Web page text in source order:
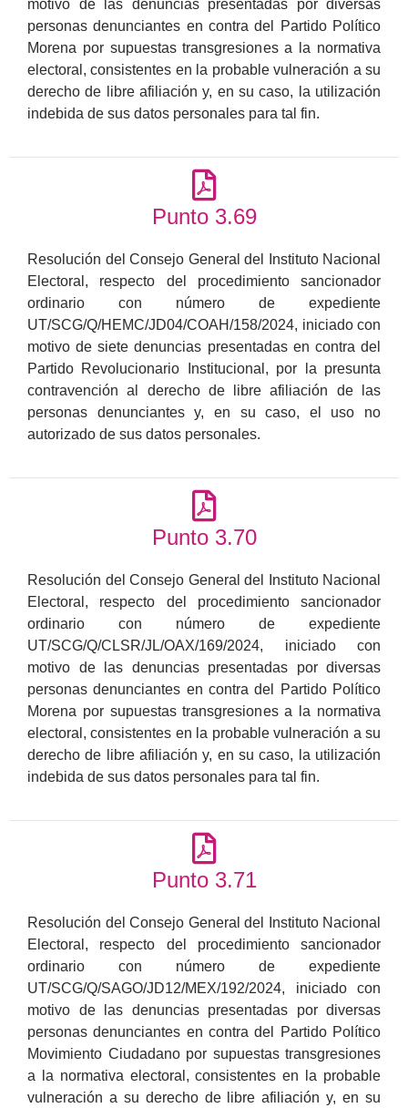
motivo de las denuncias presentadas por diversas
personas denunciantes en contra del Partido Político
Morena por supuestas transgresiones a la normativa
electoral, consistentes en la probable vulneración a su
derecho de libre afiliación y, en su caso, la utilización
indebida de sus datos personales para tal fin.
Punto 3.69
Resolución del Consejo General del Instituto Nacional
Electoral, respecto del procedimiento sancionador
ordinario con número de expediente
UT/SCG/Q/HEMC/JD04/COAH/158/2024, iniciado con
motivo de siete denuncias presentadas en contra del
Partido Revolucionario Institucional, por la presunta
contravención al derecho de libre afiliación de las
personas denunciantes y, en su caso, el uso no
autorizado de sus datos personales.
Punto 3.70
Resolución del Consejo General del Instituto Nacional
Electoral, respecto del procedimiento sancionador
ordinario con número de expediente
UT/SCG/Q/CLSR/JL/OAX/169/2024, iniciado con
motivo de las denuncias presentadas por diversas
personas denunciantes en contra del Partido Político
Morena por supuestas transgresiones a la normativa
electoral, consistentes en la probable vulneración a su
derecho de libre afiliación y, en su caso, la utilización
indebida de sus datos personales para tal fin.
Punto 3.71
Resolución del Consejo General del Instituto Nacional
Electoral, respecto del procedimiento sancionador
ordinario con número de expediente
UT/SCG/Q/SAGO/JD12/MEX/192/2024, iniciado con
motivo de las denuncias presentadas por diversas
personas denunciantes en contra del Partido Político
Movimiento Ciudadano por supuestas transgresiones
a la normativa electoral, consistentes en la probable
vulneración a su derecho de libre afiliación y, en su